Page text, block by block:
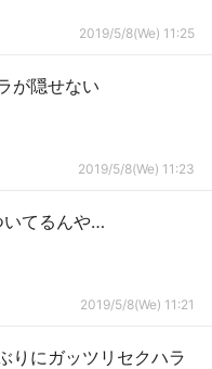
2019/5/8(We) 11:25
が隠せない
2019/5/8(We) 11:23
いてるんや…
2019/5/8(We) 11:21
りにガッツリセクハラ